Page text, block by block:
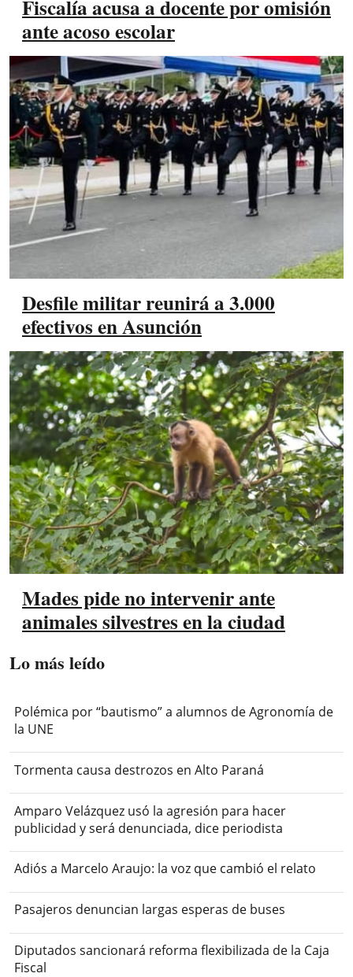
Fiscalía acusa a docente por omisión
ante acoso escolar
Desfile militar reunirá a 3.000
efectivos en Asunción
Mades pide no intervenir ante
animales silvestres en la ciudad
Lo más leído
Polémica por “bautismo” a alumnos de Agronomía de
la UNE
Tormenta causa destrozos en Alto Paraná
Amparo Velázquez usó la agresión para hacer
publicidad y será denunciada, dice periodista
Adiós a Marcelo Araujo: la voz que cambió el relato
Pasajeros denuncian largas esperas de buses
Diputados sancionará reforma flexibilizada de la Caja
Fiscal